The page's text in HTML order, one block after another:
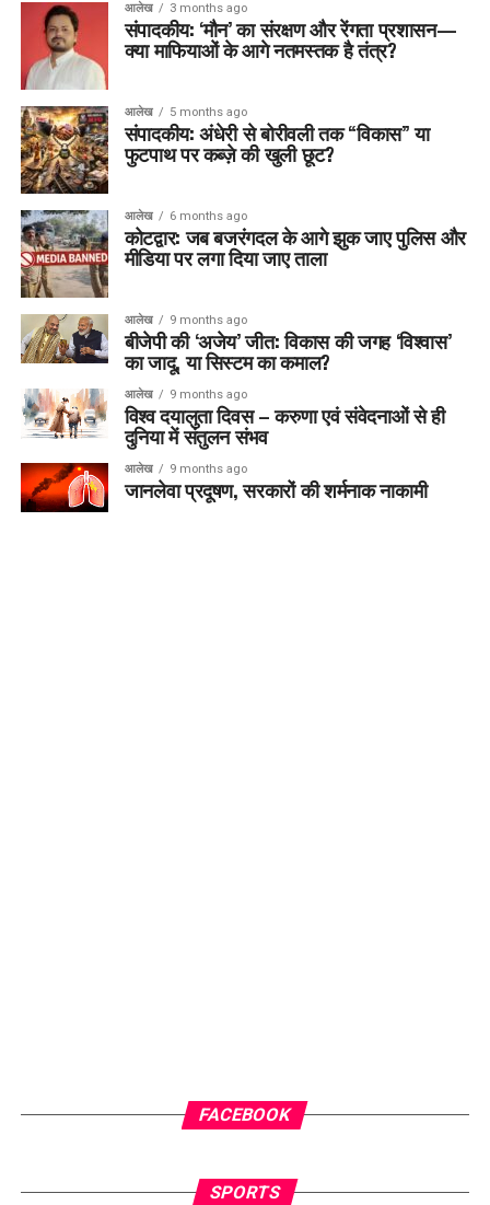
आलेख 3 months ago
संपादकीय: ‘मौन’ का संरक्षण और रेंगता प्रशासन—
क्या माफियाओं के आगे नतमस्तक है तंत्र?
आलेख 5 months ago
संपादकीय: अंधेरी से बोरीवली तक “विकास” या
फुटपाथ पर कब्ज़े की खुली छूट?
आलेख 6 months ago
कोटद्वार: जब बजरंगदल के आगे झुक जाए पुलिस और
मीडिया पर लगा दिया जाए ताला
आलेख 9 months ago
बीजेपी की ‘अजेय’ जीत: विकास की जगह ‘विश्वास’
का जादू, या सिस्टम का कमाल?
आलेख 9 months ago
विश्व दयालुता दिवस – करुणा एवं संवेदनाओं से ही
दुनिया में संतुलन संभव
आलेख 9 months ago
जानलेवा प्रदूषण, सरकारों की शर्मनाक नाकामी
FACEBOOK
SPORTS